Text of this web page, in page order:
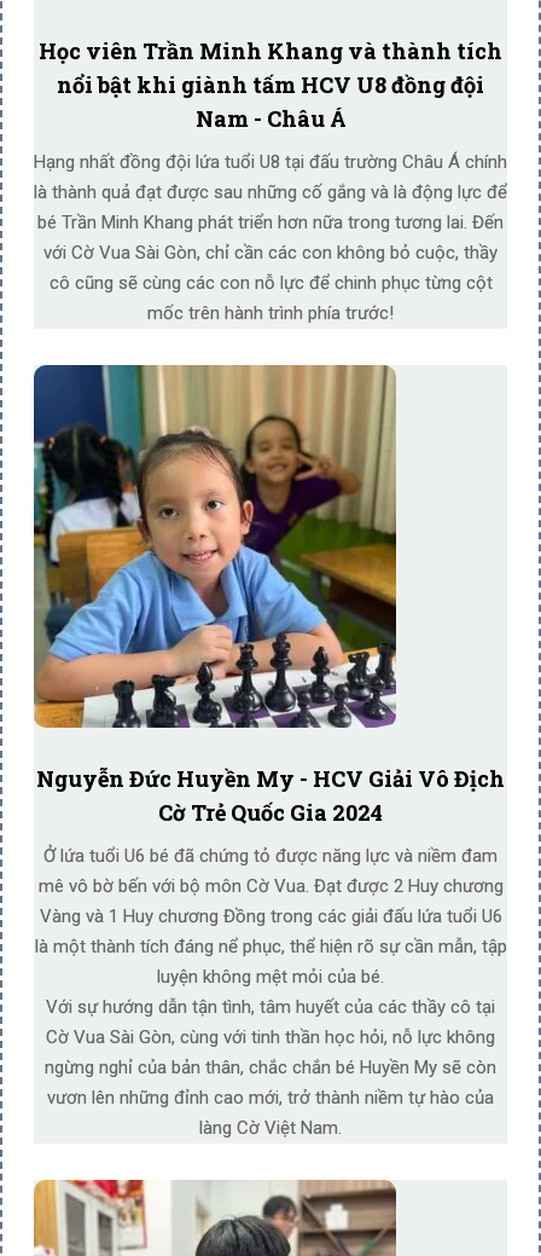
Học viên Trần Minh Khang và thành tích
nổi bật khi giành tấm HCV U8 đồng đội
Nam - Châu Á
Hạng nhất đồng đội lứa tuổi U8 tại đấu trường Châu Á chính
là thành quả đạt được sau những cố gắng và là động lực để
bé Trần Minh Khang phát triển hơn nữa trong tương lai. Đến
với Cờ Vua Sài Gòn, chỉ cần các con không bỏ cuộc, thầy
cô cũng sẽ cùng các con nỗ lực để chinh phục từng cột
mốc trên hành trình phía trước!
Nguyễn Đức Huyền My - HCV Giải Vô Địch
Cờ Trẻ Quốc Gia 2024
Ở lứa tuổi U6 bé đã chứng tỏ được năng lực và niềm đam
mê vô bờ bến với bộ môn Cờ Vua. Đạt được 2 Huy chương
Vàng và 1 Huy chương Đồng trong các giải đấu lứa tuổi U6
là một thành tích đáng nể phục, thể hiện rõ sự cần mẫn, tập
luyện không mệt mỏi của bé.
Với sự hướng dẫn tận tình, tâm huyết của các thầy cô tại
Cờ Vua Sài Gòn, cùng với tinh thần học hỏi, nỗ lực không
ngừng nghỉ của bản thân, chắc chắn bé Huyền My sẽ còn
vươn lên những đỉnh cao mới, trở thành niềm tự hào của
làng Cờ Việt Nam.